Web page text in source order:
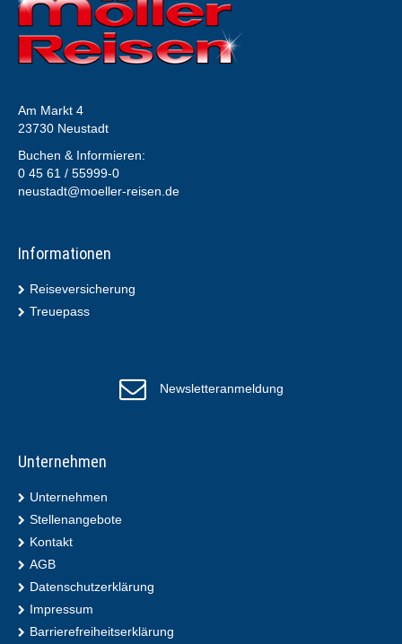
Am Markt 4
23730 Neustadt
Buchen & Informieren:
0 45 61 / 55999-0
neustadt@moeller-reisen.de
Informationen
Reiseversicherung
Treuepass
Newsletteranmeldung
Unternehmen
Unternehmen
Stellenangebote
Kontakt
AGB
Datenschutzerklärung
Impressum
Barrierefreiheitserklärung